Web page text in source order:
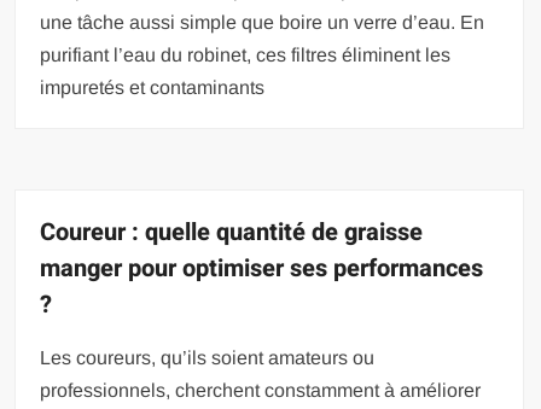
une tâche aussi simple que boire un verre d’eau. En
purifiant l’eau du robinet, ces filtres éliminent les
impuretés et contaminants
Coureur : quelle quantité de graisse
manger pour optimiser ses performances
?
Les coureurs, qu’ils soient amateurs ou
professionnels, cherchent constamment à améliorer